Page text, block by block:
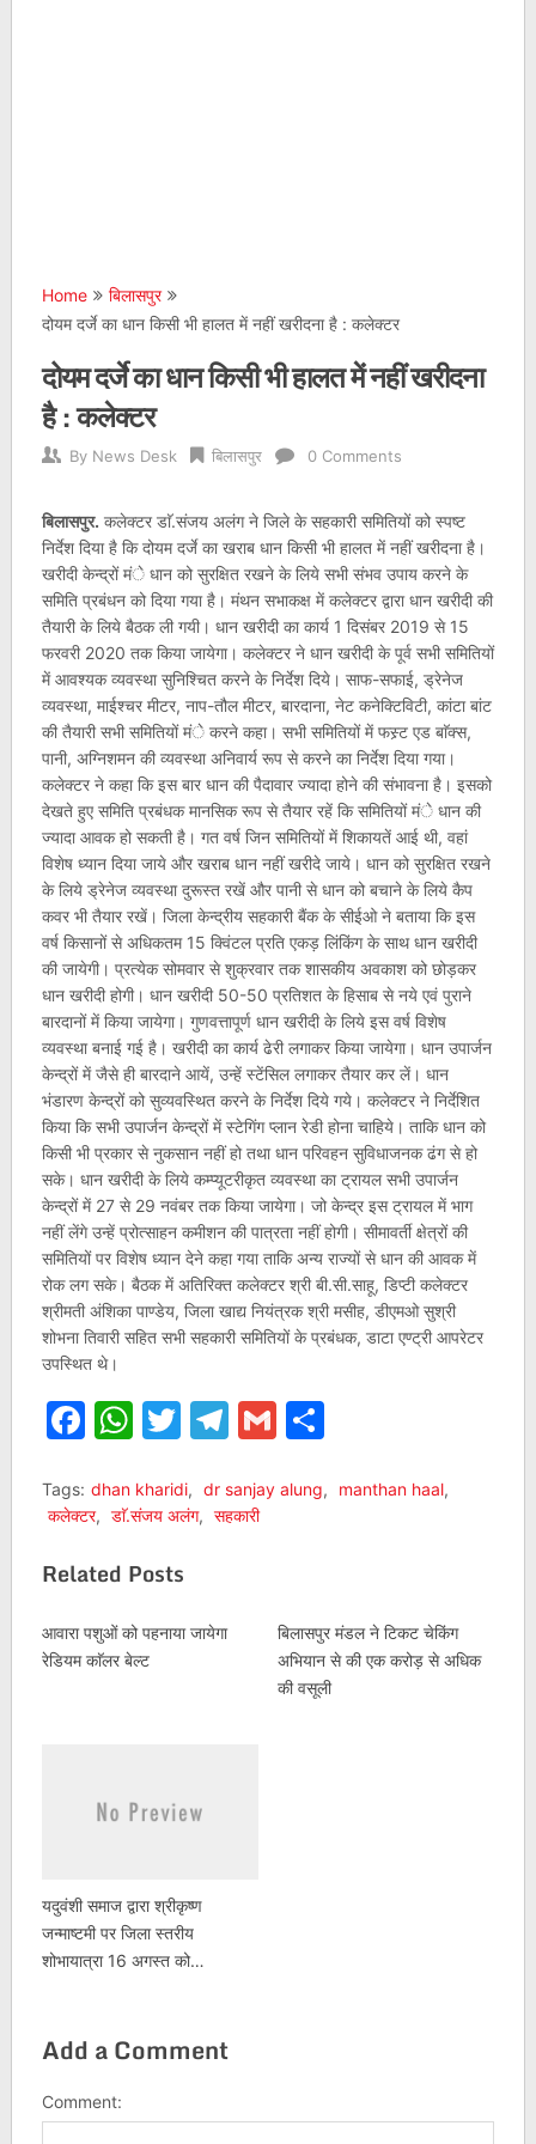
Home
बिलासपुर
दोयम दर्जे का धान किसी भी हालत में नहीं खरीदना है : कलेक्टर
दोयम दर्जे का धान किसी भी हालत में नहीं खरीदना
है : कलेक्टर
By News Desk बिलासपुर 0 Comments
बिलासपुर. कलेक्टर डाॅ.संजय अलंग ने जिले के सहकारी समितियों को स्पष्ट
निर्देश दिया है कि दोयम दर्जे का खराब धान किसी भी हालत में नहीं खरीदना है।
खरीदी केन्द्रों मंे धान को सुरक्षित रखने के लिये सभी संभव उपाय करने के
समिति प्रबंधन को दिया गया है। मंथन सभाकक्ष में कलेक्टर द्वारा धान खरीदी की
तैयारी के लिये बैठक ली गयी। धान खरीदी का कार्य 1 दिसंबर 2019 से 15
फरवरी 2020 तक किया जायेगा। कलेक्टर ने धान खरीदी के पूर्व सभी समितियों
में आवश्यक व्यवस्था सुनिश्चित करने के निर्देश दिये। साफ-सफाई, ड्रेनेज
व्यवस्था, माईश्चर मीटर, नाप-तौल मीटर, बारदाना, नेट कनेक्टिविटी, कांटा बांट
की तैयारी सभी समितियों मंे करने कहा। सभी समितियों में फस्र्ट एड बाॅक्स,
पानी, अग्निशमन की व्यवस्था अनिवार्य रूप से करने का निर्देश दिया गया।
कलेक्टर ने कहा कि इस बार धान की पैदावार ज्यादा होने की संभावना है। इसको
देखते हुए समिति प्रबंधक मानसिक रूप से तैयार रहें कि समितियों मंे धान की
ज्यादा आवक हो सकती है। गत वर्ष जिन समितियों में शिकायतें आई थी, वहां
विशेष ध्यान दिया जाये और खराब धान नहीं खरीदे जाये। धान को सुरक्षित रखने
के लिये ड्रेनेज व्यवस्था दुरूस्त रखें और पानी से धान को बचाने के लिये कैप
कवर भी तैयार रखें। जिला केन्द्रीय सहकारी बैंक के सीईओ ने बताया कि इस
वर्ष किसानों से अधिकतम 15 क्विंटल प्रति एकड़ लिंकिंग के साथ धान खरीदी
की जायेगी। प्रत्येक सोमवार से शुक्रवार तक शासकीय अवकाश को छोड़कर
धान खरीदी होगी। धान खरीदी 50-50 प्रतिशत के हिसाब से नये एवं पुराने
बारदानों में किया जायेगा। गुणवत्तापूर्ण धान खरीदी के लिये इस वर्ष विशेष
व्यवस्था बनाई गई है। खरीदी का कार्य ढेरी लगाकर किया जायेगा। धान उपार्जन
केन्द्रों में जैसे ही बारदाने आयें, उन्हें स्टेंसिल लगाकर तैयार कर लें। धान
भंडारण केन्द्रों को सुव्यवस्थित करने के निर्देश दिये गये। कलेक्टर ने निर्देशित
किया कि सभी उपार्जन केन्द्रों में स्टेगिंग प्लान रेडी होना चाहिये। ताकि धान को
किसी भी प्रकार से नुकसान नहीं हो तथा धान परिवहन सुविधाजनक ढंग से हो
सके। धान खरीदी के लिये कम्प्यूटरीकृत व्यवस्था का ट्रायल सभी उपार्जन
केन्द्रों में 27 से 29 नवंबर तक किया जायेगा। जो केन्द्र इस ट्रायल में भाग
नहीं लेंगे उन्हें प्रोत्साहन कमीशन की पात्रता नहीं होगी। सीमावर्ती क्षेत्रों की
समितियों पर विशेष ध्यान देने कहा गया ताकि अन्य राज्यों से धान की आवक में
रोक लग सके। बैठक में अतिरिक्त कलेक्टर श्री बी.सी.साहू, डिप्टी कलेक्टर
श्रीमती अंशिका पाण्डेय, जिला खाद्य नियंत्रक श्री मसीह, डीएमओ सुश्री
शोभना तिवारी सहित सभी सहकारी समितियों के प्रबंधक, डाटा एण्ट्री आपरेटर
उपस्थित थे।
Facebook
WhatsApp
Twitter
Telegram
GmailShare
Tags: dhan kharidi, dr sanjay alung, manthan haal,
कलेक्टर, डाॅ.संजय अलंग, सहकारी
Related Posts
आवारा पशुओं को पहनाया जायेगा
रेडियम काॅलर बेल्ट
बिलासपुर मंडल ने टिकट चेकिंग
अभियान से की एक करोड़ से अधिक
की वसूली
यदुवंशी समाज द्वारा श्रीकृष्ण
जन्माष्टमी पर जिला स्तरीय
शोभायात्रा 16 अगस्त को…
Add a Comment
Comment: